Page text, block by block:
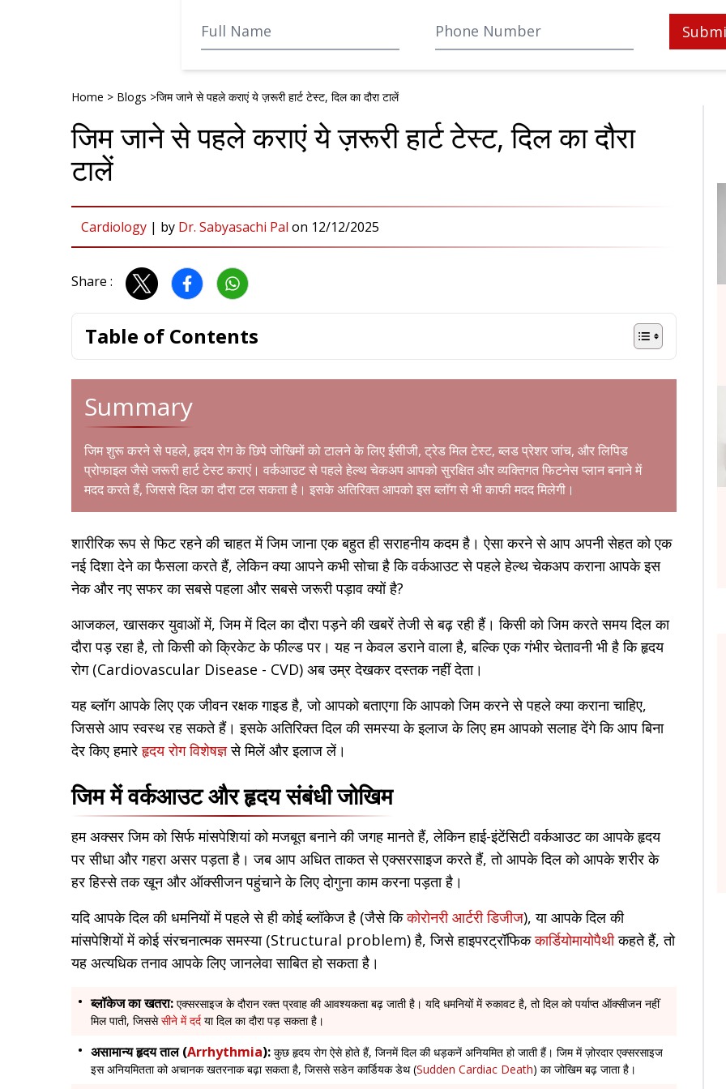
Home > Blogs >जिम जाने से पहले कराएं ये ज़रूरी हार्ट टेस्ट, दिल का दौरा टालें
जिम जाने से पहले कराएं ये ज़रूरी हार्ट टेस्ट, दिल का दौरा
टालें
Cardiology | by Dr. Sabyasachi Pal on 12/12/2025
Share :
Table of Contents
Summary
जिम शुरू करने से पहले, हृदय रोग के छिपे जोखिमों को टालने के लिए ईसीजी, ट्रेड मिल टेस्ट, ब्लड प्रेशर जांच, और लिपिड
प्रोफाइल जैसे जरूरी हार्ट टेस्ट कराएं। वर्कआउट से पहले हेल्थ चेकअप आपको सुरक्षित और व्यक्तिगत फिटनेस प्लान बनाने में
मदद करते हैं, जिससे दिल का दौरा टल सकता है। इसके अतिरिक्त आपको इस ब्लॉग से भी काफी मदद मिलेगी।
शारीरिक रूप से फिट रहने की चाहत में जिम जाना एक बहुत ही सराहनीय कदम है। ऐसा करने से आप अपनी सेहत को एक
नई दिशा देने का फैसला करते हैं, लेकिन क्या आपने कभी सोचा है कि वर्कआउट से पहले हेल्थ चेकअप कराना आपके इस
नेक और नए सफर का सबसे पहला और सबसे जरूरी पड़ाव क्यों है?
आजकल, खासकर युवाओं में, जिम में दिल का दौरा पड़ने की खबरें तेजी से बढ़ रही हैं। किसी को जिम करते समय दिल का
दौरा पड़ रहा है, तो किसी को क्रिकेट के फील्ड पर। यह न केवल डराने वाला है, बल्कि एक गंभीर चेतावनी भी है कि हृदय
रोग (Cardiovascular Disease - CVD) अब उम्र देखकर दस्तक नहीं देता।
यह ब्लॉग आपके लिए एक जीवन रक्षक गाइड है, जो आपको बताएगा कि आपको जिम करने से पहले क्या कराना चाहिए,
जिससे आप स्वस्थ रह सकते हैं। इसके अतिरिक्त दिल की समस्या के इलाज के लिए हम आपको सलाह देंगे कि आप बिना
देर किए हमारेहृदय रोग विशेषज्ञसे मिलें और इलाज लें।
जिम में वर्कआउट और हृदय संबंधी जोखिम
हम अक्सर जिम को सिर्फ मांसपेशियां को मजबूत बनाने की जगह मानते हैं, लेकिन हाई-इंटेंसिटी वर्कआउट का आपके हृदय
पर सीधा और गहरा असर पड़ता है। जब आप अधित ताकत से एक्सरसाइज करते हैं, तो आपके दिल को आपके शरीर के
हर हिस्से तक खून और ऑक्सीजन पहुंचाने के लिए दोगुना काम करना पड़ता है।
यदि आपके दिल की धमनियों में पहले से ही कोई ब्लॉकेज है (जैसे किकोरोनरी आर्टरी डिजीज), या आपके दिल की
मांसपेशियों में कोई संरचनात्मक समस्या (Structural problem) है, जिसे हाइपरट्रॉफिककार्डियोमायोपैथीकहते हैं, तो
यह अत्यधिक तनाव आपके लिए जानलेवा साबित हो सकता है।
ब्लॉकेज का खतरा: एक्सरसाइज के दौरान रक्त प्रवाह की आवश्यकता बढ़ जाती है। यदि धमनियों में रुकावट है, तो दिल को पर्याप्त ऑक्सीजन नहीं
मिल पाती, जिससेसीने में दर्द या दिल का दौरा पड़ सकता है।
असामान्य हृदय ताल (Arrhythmia): कुछ हृदय रोग ऐसे होते हैं, जिनमें दिल की धड़कनें अनियमित हो जाती हैं। जिम में ज़ोरदार एक्सरसाइज
इस अनियमितता को अचानक खतरनाक बढ़ा सकता है, जिससे सडेन कार्डियक डेथ (Sudden Cardiac Death) का जोखिम बढ़ जाता है।